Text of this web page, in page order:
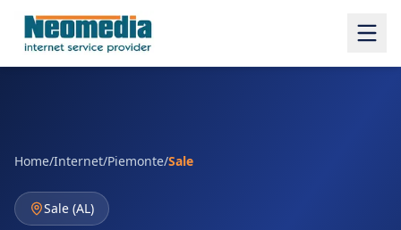
Home/Internet/Piemonte/Sale
Sale (AL)